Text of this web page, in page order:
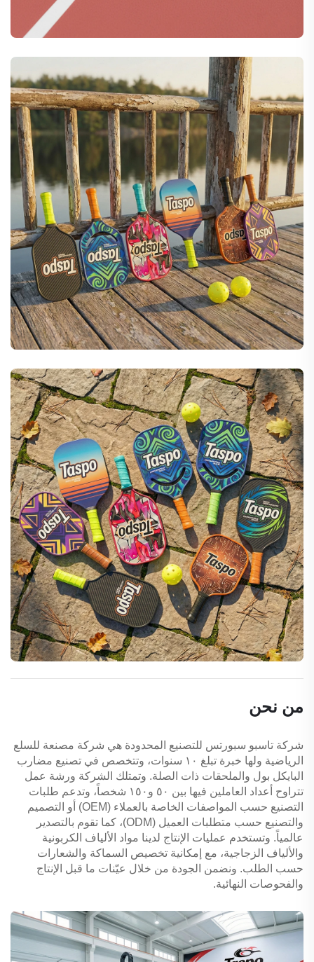
من نحن
شركة تاسبو سبورتس للتصنيع المحدودة هي شركة مصنعة للسلع
الرياضية ولها خبرة تبلغ ١٠ سنوات، وتتخصص في تصنيع مضارب
البايكل بول والملحقات ذات الصلة. وتمتلك الشركة ورشة عمل
تتراوح أعداد العاملين فيها بين ٥٠ و١٥٠ شخصاً، وتدعم طلبات
التصنيع حسب المواصفات الخاصة بالعملاء (OEM) أو التصميم
والتصنيع حسب متطلبات العميل (ODM)، كما تقوم بالتصدير
عالمياً. وتستخدم عمليات الإنتاج لدينا مواد الألياف الكربونية
والألياف الزجاجية، مع إمكانية تخصيص السماكة والشعارات
حسب الطلب. ونضمن الجودة من خلال عيّنات ما قبل الإنتاج
والفحوصات النهائية.